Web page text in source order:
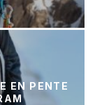
EN PENTE